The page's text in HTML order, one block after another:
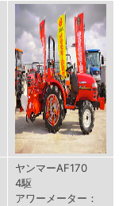
ヤンマーAF170
4駆
アワーメーター：